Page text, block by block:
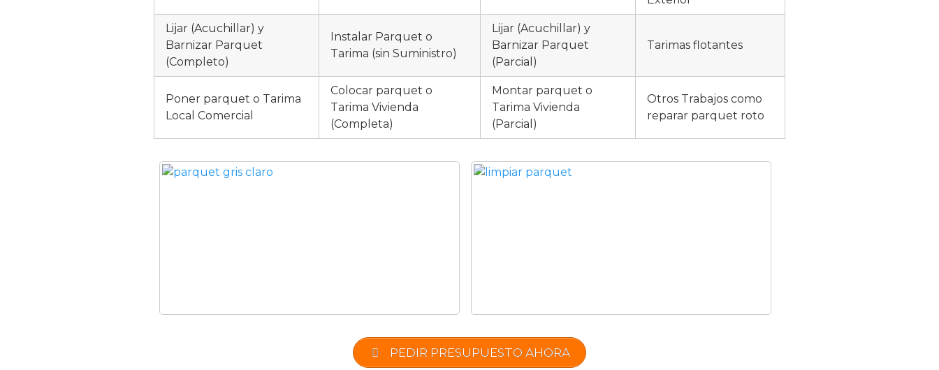
Lijar (Acuchillar) y
Barnizar Parquet
(Completo)
Instalar Parquet o
Tarima (sin Suministro)
Lijar (Acuchillar) y
Barnizar Parquet
(Parcial)
Tarimas flotantes
Poner parquet o Tarima
Local Comercial
Colocar parquet o
Tarima Vivienda
(Completa)
Montar parquet o
Tarima Vivienda
(Parcial)
Otros Trabajos como
reparar parquet roto
PEDIR PRESUPUESTO AHORA